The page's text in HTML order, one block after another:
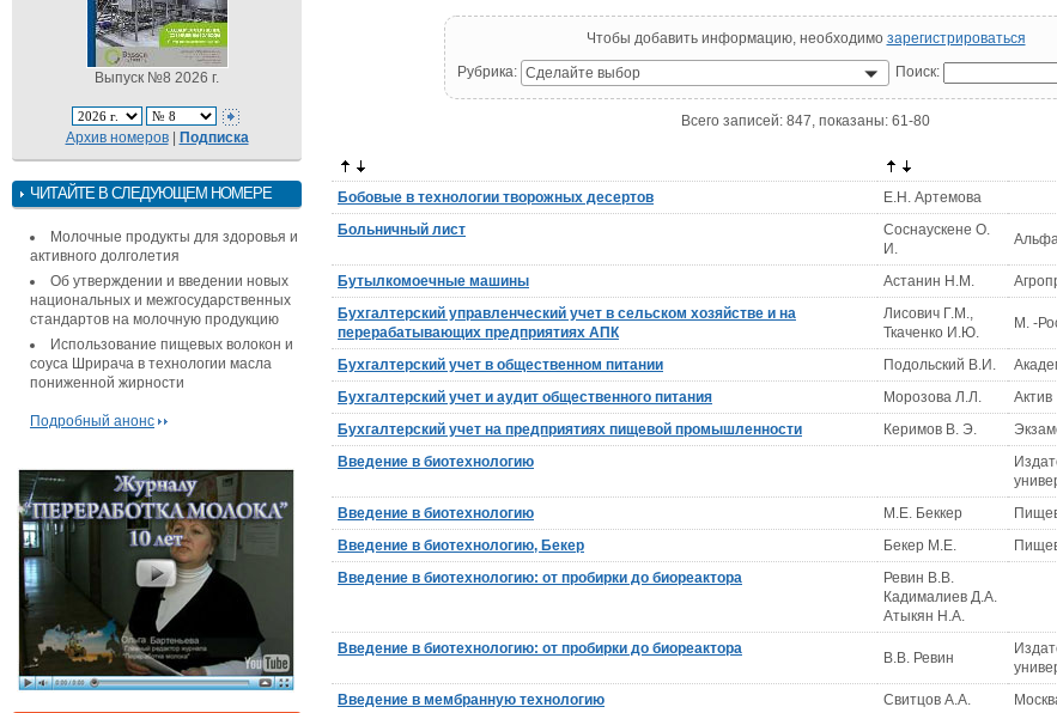
Выпуск №8 2026 г.
Архив номеров| Подписка
ЧИТАЙТЕ В СЛЕДУЮЩЕМ НОМЕРЕ
Молочные продукты для здоровья и
активного долголетия
Об утверждении и введении новых
национальных и межгосударственных
стандартов на молочную продукцию
Использование пищевых волокон и
соуса Шрирача в технологии масла
пониженной жирности
Подробный анонс
Чтобы добавить информацию, необходимо зарегистрироваться
Рубрика: Сделайте выбор Поиск:
Всего записей: 847, показаны: 61-80
Бобовые в технологии творожных десертов Е.Н. Артемова
Больничный лист
Соснаускене О.
И.
Бутылкомоечные машины Астанин Н.М.
Бухгалтерский управленческий учет в сельском хозяйстве и на
перерабатывающих предприятиях АПК
Лисович Г.М.,
Ткаченко И.Ю.
М. -
Бухгалтерский учет в общественном питании Подольский В.И.
Бухгалтерский учет и аудит общественного питания
Морозова Л.Л. Актив
Бухгалтерский учет на предприятиях пищевой промышленности
Керимов В. Э.
Введение в биотехнологию
Введение в биотехнологию
М.Е. Беккер
Введение в биотехнологию, Бекер
Бекер М.Е.
Введение в биотехнологию: от пробирки до биореактора
Ревин В.В.
Кадималиев Д.А.
Атыкян Н.А.
Введение в биотехнологию: от пробирки до биореактора
В.В. Ревин
Введение в мембранную технологию Свитцов А.А.